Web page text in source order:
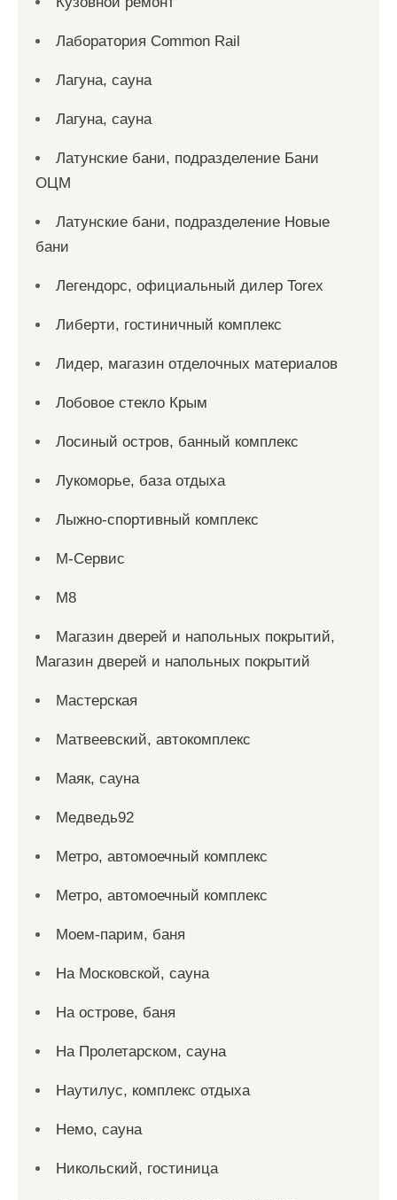
Лаборатория Common Rail
Лагуна, сауна
Лагуна, сауна
Латунские бани, подразделение Бани
ОЦМ
Латунские бани, подразделение Новые
бани
Легендорс, официальный дилер Torex
Либерти, гостиничный комплекс
Лидер, магазин отделочных материалов
Лобовое стекло Крым
Лосиный остров, банный комплекс
Лукоморье, база отдыха
Лыжно-спортивный комплекс
М-Сервис
М8
Магазин дверей и напольных покрытий,
Магазин дверей и напольных покрытий
Мастерская
Матвеевский, автокомплекс
Маяк, сауна
Медведь92
Метро, автомоечный комплекс
Метро, автомоечный комплекс
Моем-парим, баня
На Московской, сауна
На острове, баня
На Пролетарском, сауна
Наутилус, комплекс отдыха
Немо, сауна
Никольский, гостиница